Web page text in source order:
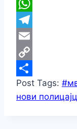
Post Tags: #
нови